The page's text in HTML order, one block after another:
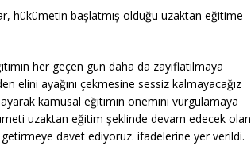
hükümetin başlatmış olduğu uzaktan eğitime
her geçen gün daha da zayıflatılmaya
elini ayağını çekmesine sessiz kalmayacağız
kamusal eğitimin önemini vurgulamaya
uzaktan eğitim şeklinde devam edecek olan
davet ediyoruz. ifadelerine yer verildi.